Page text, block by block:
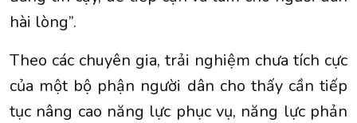
hài lòng”.
Theo các chuyên gia, trải nghiệm chưa tích cực
của một bộ phận người dân cho thấy cần tiếp
tục nâng cao năng lực phục vụ, năng lực phản